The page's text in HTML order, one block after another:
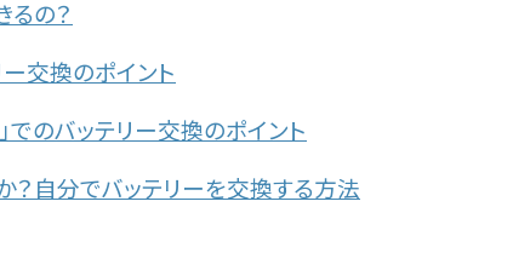
の？
交換のポイント
でのバッテリー交換のポイント
自分でバッテリーを交換する方法